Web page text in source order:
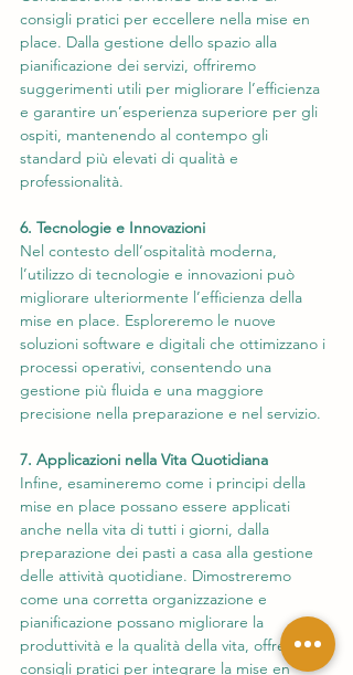
consigli pratici per eccellere nella mise en
place. Dalla gestione dello spazio alla
pianificazione dei servizi, offriremo
suggerimenti utili per migliorare l’efficienza
e garantire un’esperienza superiore per gli
ospiti, mantenendo al contempo gli
standard più elevati di qualità e
professionalità.
6. Tecnologie e Innovazioni
Nel contesto dell’ospitalità moderna,
l’utilizzo di tecnologie e innovazioni può
migliorare ulteriormente l’efficienza della
mise en place. Esploreremo le nuove
soluzioni software e digitali che ottimizzano i
processi operativi, consentendo una
gestione più fluida e una maggiore
precisione nella preparazione e nel servizio.
7. Applicazioni nella Vita Quotidiana
Infine, esamineremo come i principi della
mise en place possano essere applicati
anche nella vita di tutti i giorni, dalla
preparazione dei pasti a casa alla gestione
delle attività quotidiane. Dimostreremo
come una corretta organizzazione e
pianificazione possano migliorare la
produttività e la qualità della vita, offrendo
consigli pratici per integrare la mise en